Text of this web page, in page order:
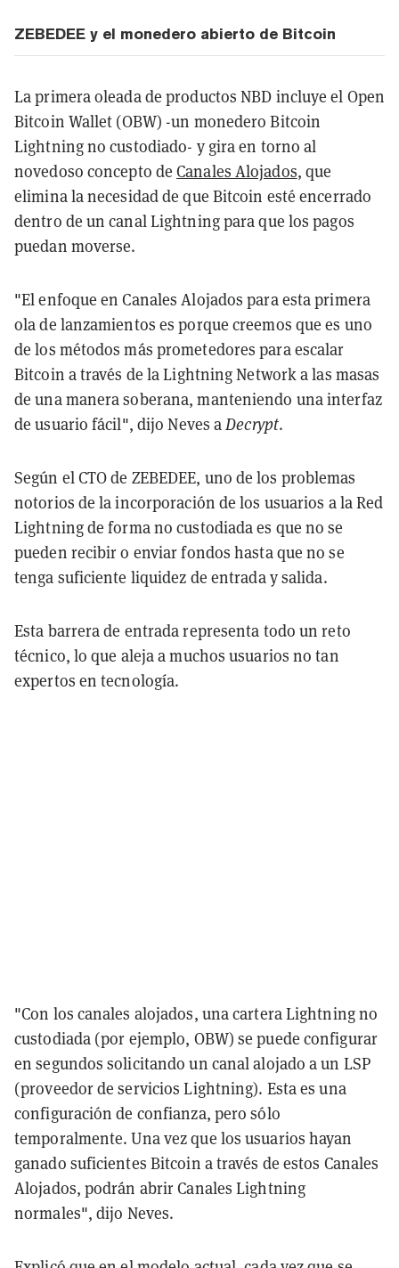
ZEBEDEE y el monedero abierto de Bitcoin
La primera oleada de productos NBD incluye el Open
Bitcoin Wallet (OBW) -un monedero Bitcoin
Lightning no custodiado- y gira en torno al
novedoso concepto deCanales Alojados, que
elimina la necesidad de que Bitcoin esté encerrado
dentro de un canal Lightning para que los pagos
puedan moverse.
"El enfoque en Canales Alojados para esta primera
ola de lanzamientos es porque creemos que es uno
de los métodos más prometedores para escalar
Bitcoin a través de la Lightning Network a las masas
de una manera soberana, manteniendo una interfaz
de usuario fácil", dijo Neves aDecrypt.
Según el CTO de ZEBEDEE, uno de los problemas
notorios de la incorporación de los usuarios a la Red
Lightning de forma no custodiada es que no se
pueden recibir o enviar fondos hasta que no se
tenga suficiente liquidez de entrada y salida.
Esta barrera de entrada representa todo un reto
técnico, lo que aleja a muchos usuarios no tan
expertos en tecnología.
"Con los canales alojados, una cartera Lightning no
custodiada (por ejemplo, OBW) se puede configurar
en segundos solicitando un canal alojado a un LSP
(proveedor de servicios Lightning). Esta es una
configuración de confianza, pero sólo
temporalmente. Una vez que los usuarios hayan
ganado suficientes Bitcoin a través de estos Canales
Alojados, podrán abrir Canales Lightning
normales", dijo Neves.